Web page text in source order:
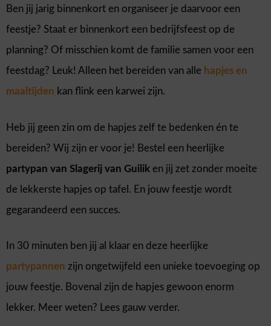
Ben jij jarig binnenkort en organiseer je daarvoor een
feestje? Staat er binnenkort een bedrijfsfeest op de
planning? Of misschien komt de familie samen voor een
feestdag? Leuk! Alleen het bereiden van alle hapjes en
maaltijden kan flink een karwei zijn.
Heb jij geen zin om de hapjes zelf te bedenken én te
bereiden? Wij zijn er voor je! Bestel een heerlijke
partypan van Slagerij van Guilik en jij zet zonder moeite
de lekkerste hapjes op tafel. En jouw feestje wordt
gegarandeerd een succes.
In 30 minuten ben jij al klaar en deze heerlijke
partypannen zijn ongetwijfeld een unieke toevoeging op
jouw feestje. Bovenal zijn de hapjes gewoon enorm
lekker. Meer weten? Lees gauw verder.